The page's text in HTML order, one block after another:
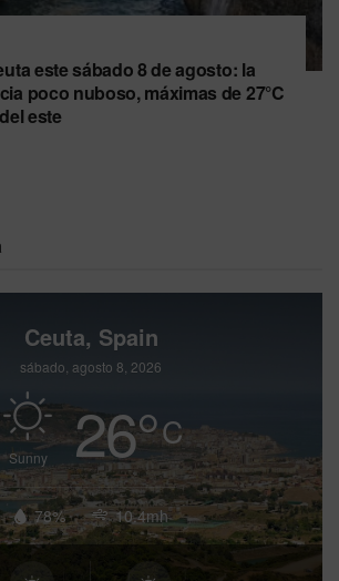
este sábado 8 de agosto: la
poco nuboso, máximas de 27°C
este
Ceuta, Spain
sábado, agosto 8, 2026
Sunny 26°C
78% 10.4mh